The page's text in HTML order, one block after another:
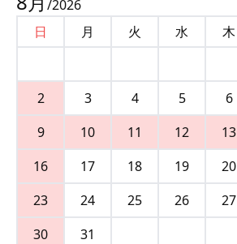
/2026
日
月 火 水 木
2
3 4 5 6
9
10 11 12 13
16
17 18 19 20
23
24 25 26 27
30
31